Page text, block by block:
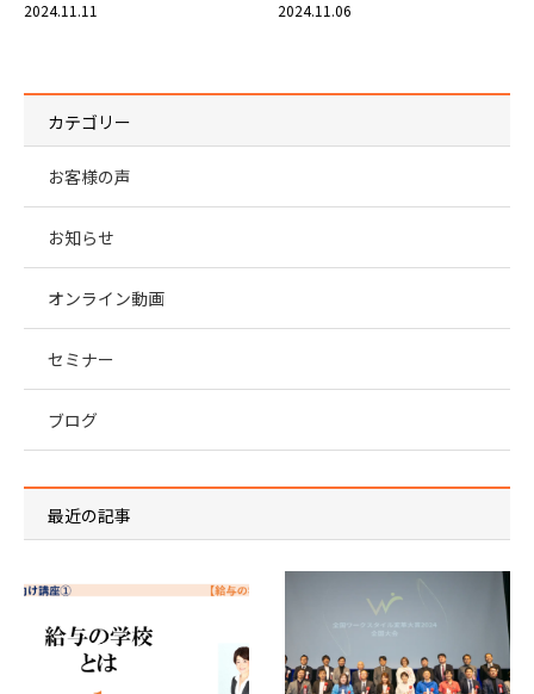
2024.11.11 2024.11.06
カテゴリー
お客様の声
お知らせ
オンライン動画
セミナー
ブログ
最近の記事